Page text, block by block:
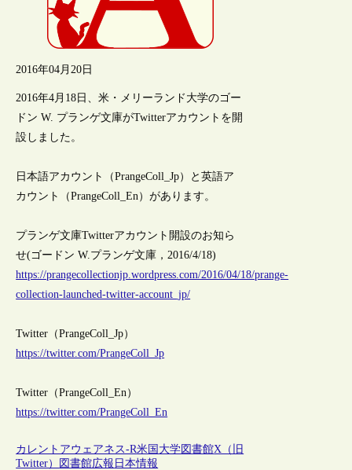
2016年04月20日
2016年4月18日、米・メリーランド大学のゴー
ドン W. プランゲ文庫がTwitterアカウントを開
設しました。
日本語アカウント（PrangeColl_Jp）と英語ア
カウント（PrangeColl_En）があります。
プランゲ文庫Twitterアカウント開設のお知ら
せ(ゴードン W.プランゲ文庫，2016/4/18)
https://prangecollectionjp.wordpress.com/2016/04/18/prange-
collection-launched-twitter-account_jp/
Twitter（PrangeColl_Jp）
https://twitter.com/PrangeColl_Jp
Twitter（PrangeColl_En）
https://twitter.com/PrangeColl_En
カレントアウェアネス-R米国 大学図書館X（旧
Twitter） 図書館広報 日本情報